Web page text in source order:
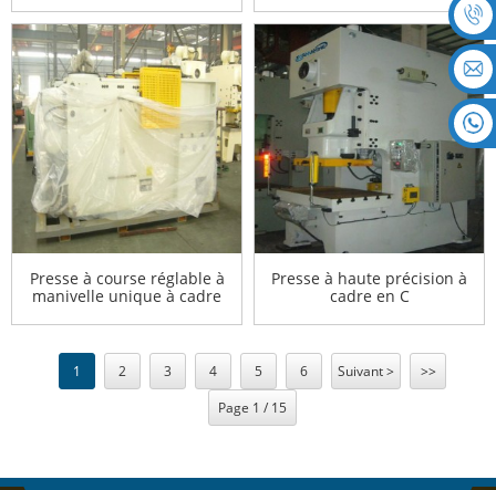
Presse à course réglable à
manivelle unique à cadre
Presse à haute précision à
cadre en C
1 2 3 4 5 6 Suivant >
>>
Page 1 / 15